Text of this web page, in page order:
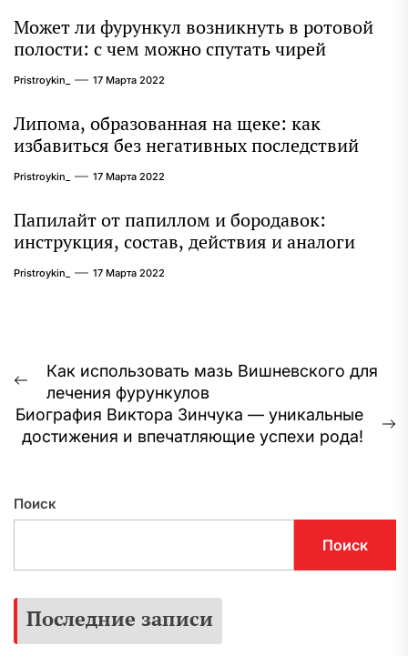
Может ли фурункул возникнуть в ротовой
полости: с чем можно спутать чирей
Pristroykin_ 17 Марта 2022
Липома, образованная на щеке: как
избавиться без негативных последствий
Pristroykin_ 17 Марта 2022
Папилайт от папиллом и бородавок:
инструкция, состав, действия и аналоги
Pristroykin_ 17 Марта 2022
Навигация
по
записям
Предыдущая
запись:
Как использовать мазь Вишневского для
лечения фурункулов
Биография Виктора Зинчука — уникальные
достижения и впечатляющие успехи рода!
Поиск
Поиск
Последние записи